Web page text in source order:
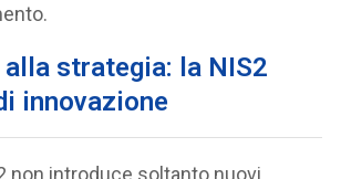
strategia: la NIS2
innovazione
non introduce soltanto nuovi